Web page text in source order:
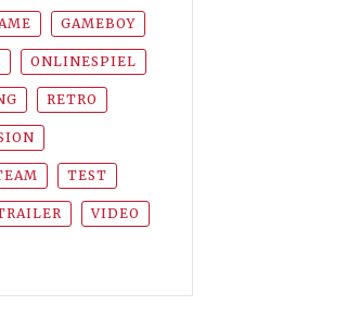
GAMEBOY
ONLINESPIEL
RETRO
TEST
VIDEO